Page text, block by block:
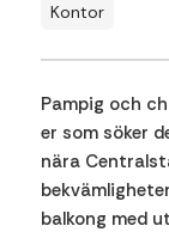
Kontor
Pampig och
er som söker
nära
balkong med